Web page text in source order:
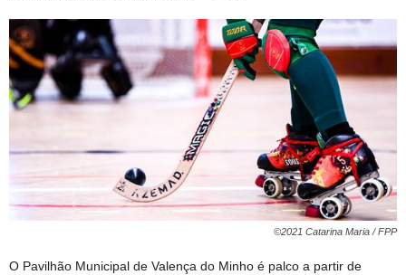
©2021 Catarina Maria / FPP
O Pavilhão Municipal de Valença do Minho é palco a partir de